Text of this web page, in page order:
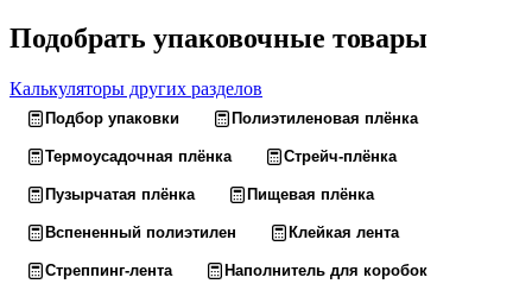
Подобрать упаковочные товары
Калькуляторы других разделов
Подбор упаковки Полиэтиленовая плёнка
Термоусадочная плёнка Стрейч-плёнка
Пузырчатая плёнка Пищевая плёнка
Вспененный полиэтилен Клейкая лента
Стреппинг-лента Наполнитель для коробок